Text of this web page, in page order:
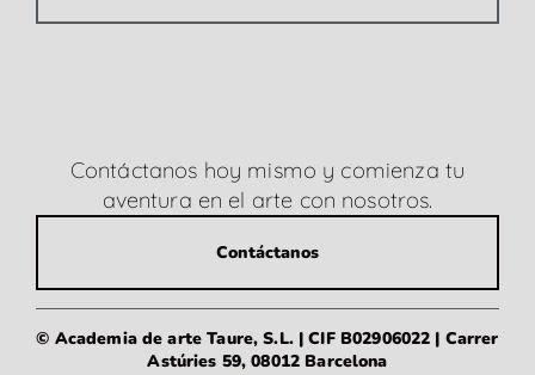
Contáctanos
Contáctanos hoy mismo y comienza tu
aventura en el arte con nosotros.
© Academia de arte Taure, S.L. | CIF B02906022 | Carrer
Astúries 59, 08012 Barcelona